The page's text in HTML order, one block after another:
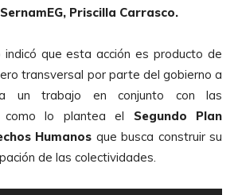
Priscilla Carrasco.
indicó que esta acción es producto de
transversal por parte del gobierno a
un trabajo en conjunto con las
como lo plantea el Segundo Plan
Humanos que busca construir su
de las colectividades.